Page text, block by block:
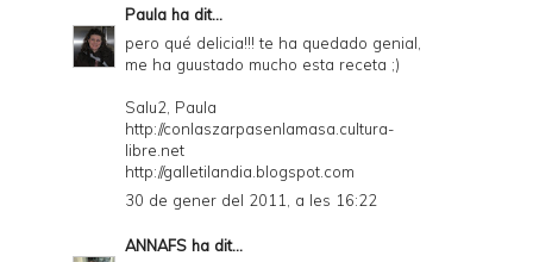
Paula ha dit...
pero qué delicia!!! te ha quedado genial,
me ha guustado mucho esta receta ;)
Salu2, Paula
http://conlaszarpasenlamasa.cultura-
libre.net
http://galletilandia.blogspot.com
30 de gener del 2011, a les 16:22
ANNAFS ha dit...